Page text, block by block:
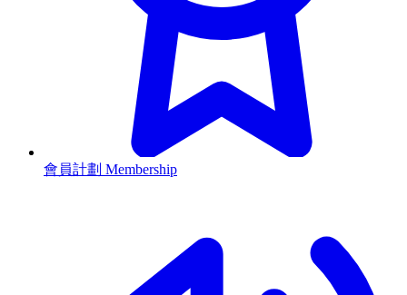
會員計劃 Membership